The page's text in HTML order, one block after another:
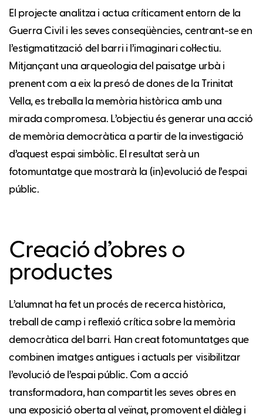
El projecte analitza i actua críticament entorn de la
Guerra Civil i les seves conseqüències, centrant-se en
l’estigmatització del barri i l’imaginari col·lectiu.
Mitjançant una arqueologia del paisatge urbà i
prenent com a eix la presó de dones de la Trinitat
Vella, es treballa la memòria històrica amb una
mirada compromesa. L’objectiu és generar una acció
de memòria democràtica a partir de la investigació
d’aquest espai simbòlic. El resultat serà un
fotomuntatge que mostrarà la (in)evolució de l’espai
públic.
Creació d’obres o
productes
L’alumnat ha fet un procés de recerca històrica,
treball de camp i reflexió crítica sobre la memòria
democràtica del barri. Han creat fotomuntatges que
combinen imatges antigues i actuals per visibilitzar
l’evolució de l’espai públic. Com a acció
transformadora, han compartit les seves obres en
una exposició oberta al veïnat, promovent el diàleg i